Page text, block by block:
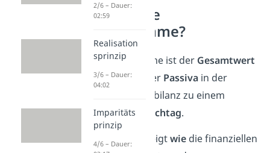
Was ist die
Bilanzsumme?
Die Bilanzsumme ist der Gesamtwert
allerAktiva oder Passiva in der
Unternehmensbilanz zu einem
bestimmten
Stichtag.
1. Aktiva:
Sie zeigtwie die finanziellen
2/6 – Dauer:
02:59
Realisation
sprinzip
3/6 – Dauer:
04:02
Imparitäts
prinzip
4/6 – Dauer: